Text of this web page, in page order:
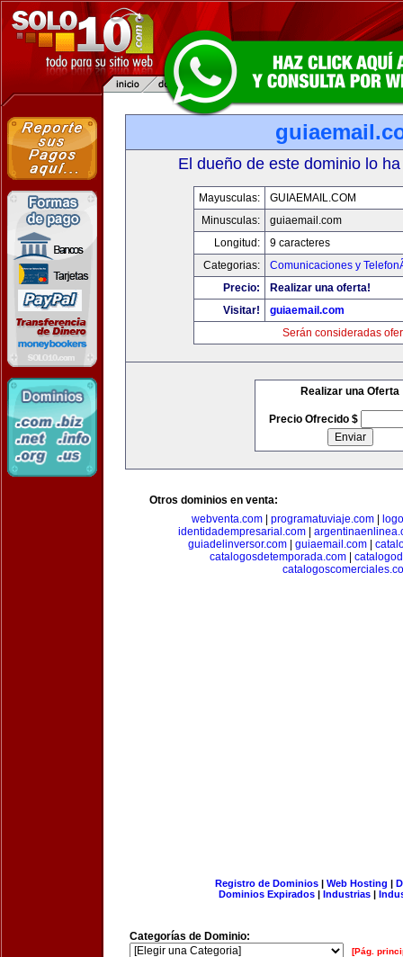
El dueño de este dominio lo
Mayusculas:
GUIAEMAIL.COM
Minusculas:
guiaemail.com
Longitud:
9 caracteres
Categorias:
Comunicaciones y
Precio:
Realizar una oferta!
Visitar!
guiaemail.com
Serán consideradas
Realizar una Oferta
Precio Ofrecido $
Otros dominios en venta:
webventa.com
programatuviaje.com
identidadempresarial.com
guiadelinversor.com| guiaemail.com|
catalogosdetemporada.com|
Registro de Dominios| Web Hosting |
Dominios Expirados | Industrias |
Categorías de Dominio:
[Pág.